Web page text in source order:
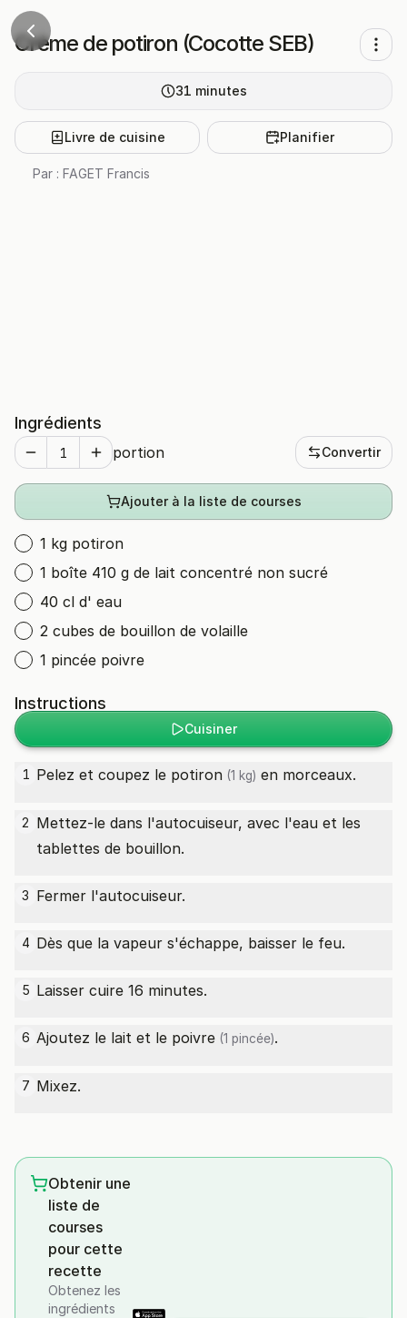
Crème de potiron (Cocotte SEB)
31 minutes
Livre de cuisine Planifier
Par : FAGET Francis
Ingrédients
portion Convertir
Ajouter à la liste de courses
1 kg potiron
1 boîte 410 g de lait concentré non sucré
40 cl d' eau
2 cubes de bouillon de volaille
1 pincée poivre
Instructions
Cuisiner
1 Pelez et coupez le potiron (1 kg) en morceaux.
2 Mettez-le dans l'autocuiseur, avec l'eau et les
tablettes de bouillon.
3 Fermer l'autocuiseur.
4 Dès que la vapeur s'échappe, baisser le feu.
5 Laisser cuire 16 minutes.
6 Ajoutez le lait et le poivre (1 pincée).
7 Mixez.
Obtenir une
liste de
courses
pour cette
recette
Obtenez les
ingrédients